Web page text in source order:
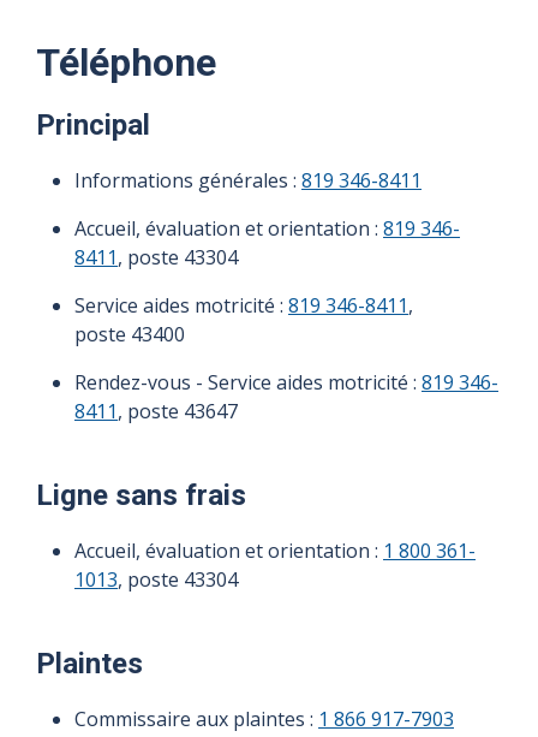
Téléphone
Principal
Informations générales : 819 346-8411
Accueil, évaluation et orientation : 819 346-
8411, poste 43304
Service aides motricité : 819 346-8411,
poste 43400
Rendez-vous - Service aides motricité : 819 346-
8411, poste 43647
Ligne sans frais
Accueil, évaluation et orientation : 1 800 361-
1013, poste 43304
Plaintes
Commissaire aux plaintes : 1 866 917-7903